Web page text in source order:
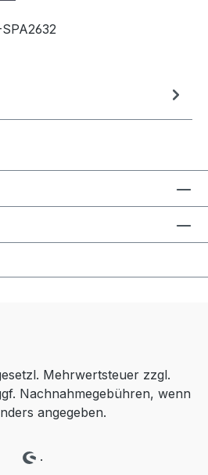
Mehrwertsteuer zzgl.
Nachnahmegebühren, wenn
angegeben.
.